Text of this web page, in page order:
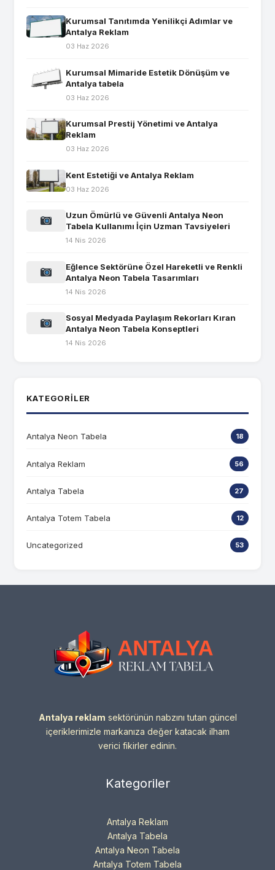
Kurumsal Tanıtımda Yenilikçi Adımlar ve
Antalya Reklam
03 Haz 2026
Kurumsal Mimaride Estetik Dönüşüm ve
Antalya tabela
03 Haz 2026
Kurumsal Prestij Yönetimi ve Antalya
Reklam
03 Haz 2026
Kent Estetiği ve Antalya Reklam
03 Haz 2026
Uzun Ömürlü ve Güvenli Antalya Neon
Tabela Kullanımı İçin Uzman Tavsiyeleri
14 Nis 2026
Eğlence Sektörüne Özel Hareketli ve Renkli
Antalya Neon Tabela Tasarımları
14 Nis 2026
Sosyal Medyada Paylaşım Rekorları Kıran
Antalya Neon Tabela Konseptleri
14 Nis 2026
KATEGORILER
Antalya Neon Tabela 18
Antalya Reklam 56
Antalya Tabela 27
Antalya Totem Tabela 12
Uncategorized 53
Antalya reklam sektörünün nabzını tutan güncel
içeriklerimizle markanıza değer katacak ilham
verici fikirler edinin.
Kategoriler
Antalya Reklam
Antalya Tabela
Antalya Neon Tabela
Antalya Totem Tabela